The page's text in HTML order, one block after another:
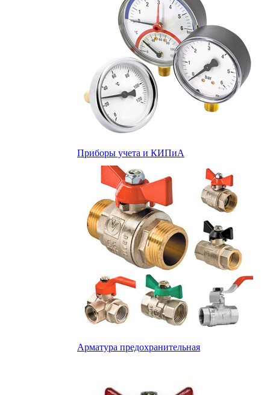
Приборы учета и КИПиА
Арматура предохранительная